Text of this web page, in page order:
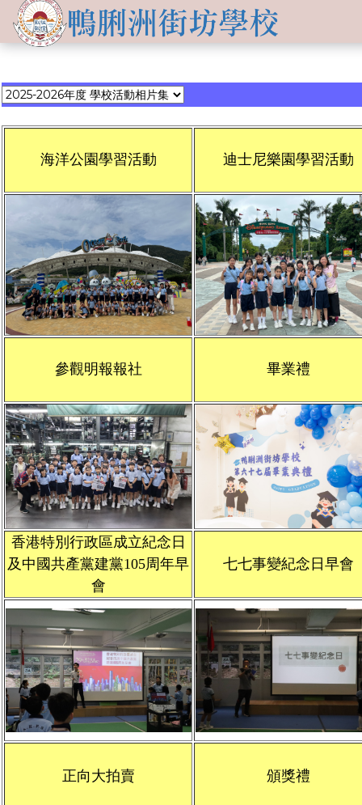
關於
學校簡介
行政架構
學校成員
學校設施
學校計劃及報告
校歌
家長心聲
品德培育
獲獎成就
學生成就
學生投稿
學生佳作
升中派位
教師成就
校友成就
升中派位
領袖培訓
資訊及活動
交流活動
活動相集
升中資訊
校曆表
校車路線
學習資源
Information for
學校支援摘要
School Support Summary
支援非華語同學的措施
入學申請
聯絡我們
海洋公園學習活動 迪士尼樂園學習活動
參觀明報報社 畢業禮
香港特別行政區成立紀念日
及中國共產黨建黨105周年早
會
七七事變紀念日早會
正向大拍賣 頒獎禮